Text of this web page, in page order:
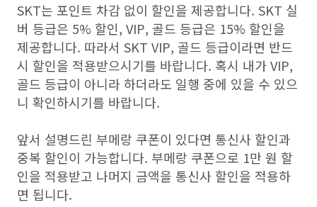
SKT는 포인트 차감 없이 할인을 제공합니다. SKT 실
버 등급은 5% 할인, VIP, 골드 등급은 15% 할인을
제공합니다. 따라서 SKT VIP, 골드 등급이라면 반드
시 할인을 적용받으시기를 바랍니다. 혹시 내가 VIP,
골드 등급이 아니라 하더라도 일행 중에 있을 수 있으
니 확인하시기를 바랍니다.
앞서 설명드린 부메랑 쿠폰이 있다면 통신사 할인과
중복 할인이 가능합니다. 부메랑 쿠폰으로 1만 원 할
인을 적용받고 나머지 금액을 통신사 할인을 적용하
면 됩니다.